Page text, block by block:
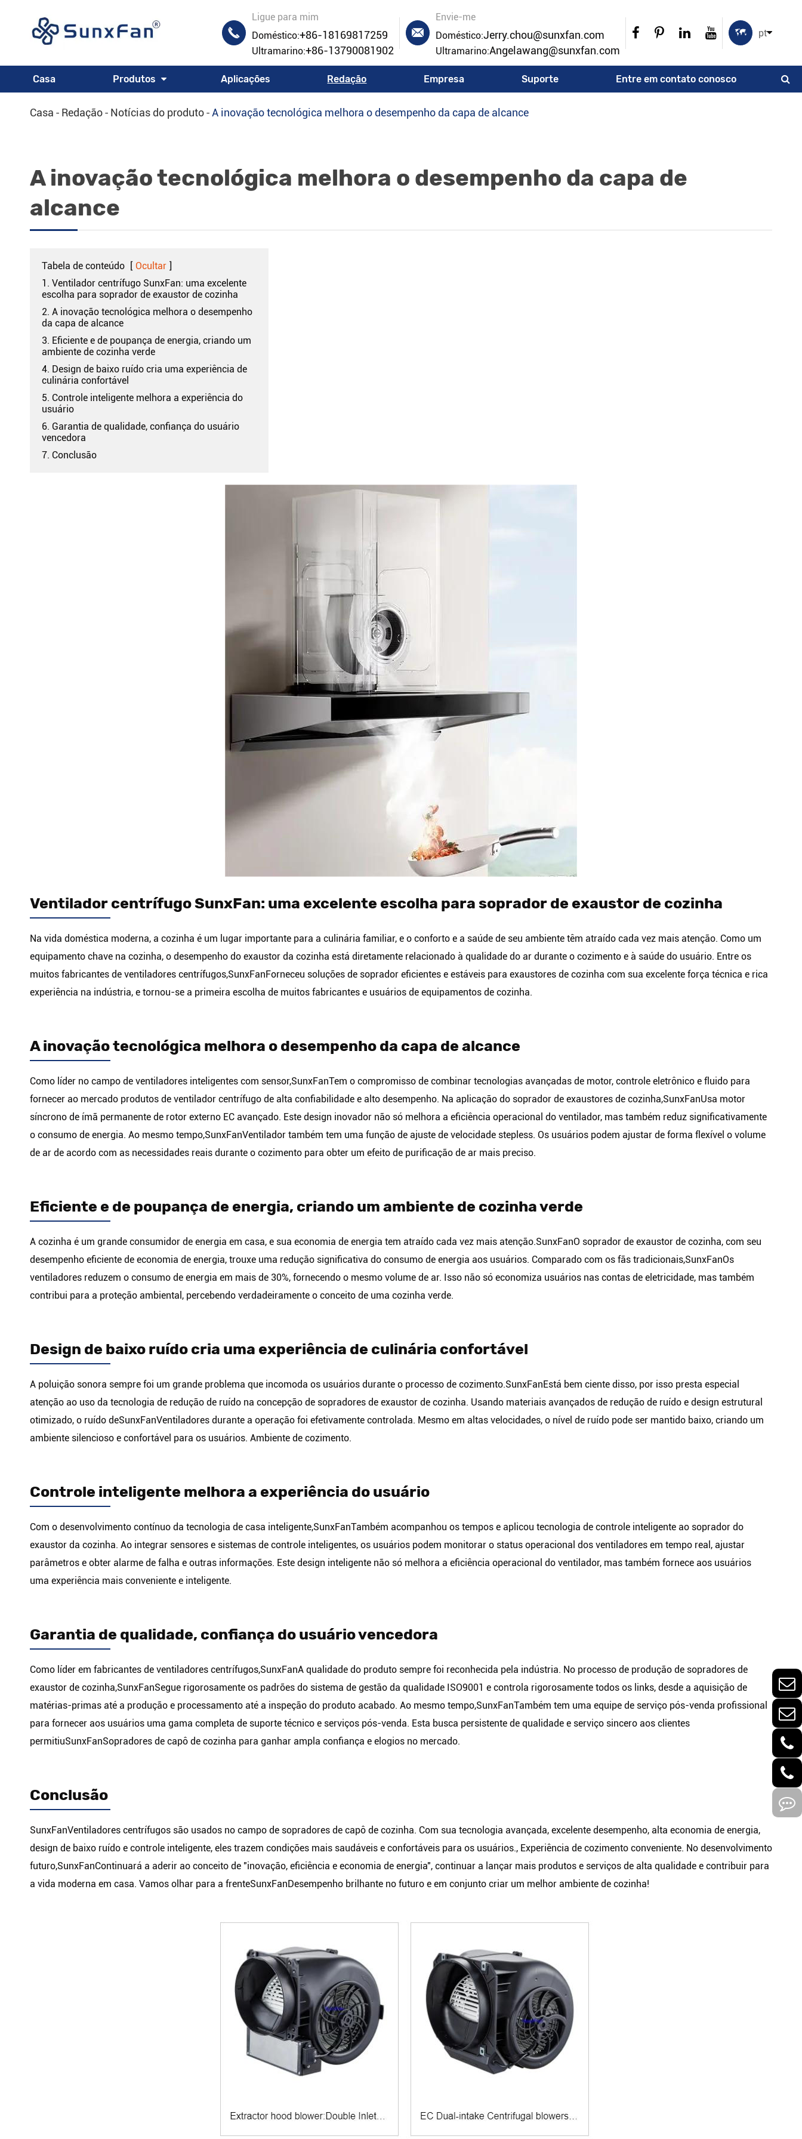

Ligue para mim
Doméstico:+86-18169817259
Ultramarino:+86-13790081902

Envie-me
Doméstico:Jerry.chou@sunxfan.com
Ultramarino:Angelawang@sunxfan.com
 pt
Casa Produtos Aplicações Redação Empresa Suporte Entre em contato conosco
Casa Redação Notícias do produto A inovação tecnológica melhora o desempenho da capa de alcance
A inovação tecnológica melhora o desempenho da capa de
alcance
Tabela de conteúdo [ Ocultar ]
1. Ventilador centrífugo SunxFan: uma excelente
escolha para soprador de exaustor de cozinha
2. A inovação tecnológica melhora o desempenho
da capa de alcance
3. Eficiente e de poupança de energia, criando um
ambiente de cozinha verde
4. Design de baixo ruído cria uma experiência de
culinária confortável
5. Controle inteligente melhora a experiência do
usuário
6. Garantia de qualidade, confiança do usuário
vencedora
7. Conclusão
Ventilador centrífugo SunxFan: uma excelente escolha para soprador de exaustor de cozinha
Na vida doméstica moderna, a cozinha é um lugar importante para a culinária familiar, e o conforto e a saúde de seu ambiente têm atraído cada vez mais atenção. Como um
equipamento chave na cozinha, o desempenho do exaustor da cozinha está diretamente relacionado à qualidade do ar durante o cozimento e à saúde do usuário. Entre os
muitos fabricantes de ventiladores centrífugos,SunxFanForneceu soluções de soprador eficientes e estáveis para exaustores de cozinha com sua excelente força técnica e rica
experiência na indústria, e tornou-se a primeira escolha de muitos fabricantes e usuários de equipamentos de cozinha.
A inovação tecnológica melhora o desempenho da capa de alcance
Como líder no campo de ventiladores inteligentes com sensor,SunxFanTem o compromisso de combinar tecnologias avançadas de motor, controle eletrônico e fluido para
fornecer ao mercado produtos de ventilador centrífugo de alta confiabilidade e alto desempenho. Na aplicação do soprador de exaustores de cozinha,SunxFanUsa motor
síncrono de ímã permanente de rotor externo EC avançado. Este design inovador não só melhora a eficiência operacional do ventilador, mas também reduz significativamente
o consumo de energia. Ao mesmo tempo,SunxFanVentilador também tem uma função de ajuste de velocidade stepless. Os usuários podem ajustar de forma flexível o volume
de ar de acordo com as necessidades reais durante o cozimento para obter um efeito de purificação de ar mais preciso.
Eficiente e de poupança de energia, criando um ambiente de cozinha verde
A cozinha é um grande consumidor de energia em casa, e sua economia de energia tem atraído cada vez mais atenção.SunxFanO soprador de exaustor de cozinha, com seu
desempenho eficiente de economia de energia, trouxe uma redução significativa do consumo de energia aos usuários. Comparado com os fãs tradicionais,SunxFanOs
ventiladores reduzem o consumo de energia em mais de 30%, fornecendo o mesmo volume de ar. Isso não só economiza usuários nas contas de eletricidade, mas também
contribui para a proteção ambiental, percebendo verdadeiramente o conceito de uma cozinha verde.
Design de baixo ruído cria uma experiência de culinária confortável
A poluição sonora sempre foi um grande problema que incomoda os usuários durante o processo de cozimento.SunxFanEstá bem ciente disso, por isso presta especial
atenção ao uso da tecnologia de redução de ruído na concepção de sopradores de exaustor de cozinha. Usando materiais avançados de redução de ruído e design estrutural
otimizado, o ruído deSunxFanVentiladores durante a operação foi efetivamente controlada. Mesmo em altas velocidades, o nível de ruído pode ser mantido baixo, criando um
ambiente silencioso e confortável para os usuários. Ambiente de cozimento.
Controle inteligente melhora a experiência do usuário
Com o desenvolvimento contínuo da tecnologia de casa inteligente,SunxFanTambém acompanhou os tempos e aplicou tecnologia de controle inteligente ao soprador do
exaustor da cozinha. Ao integrar sensores e sistemas de controle inteligentes, os usuários podem monitorar o status operacional dos ventiladores em tempo real, ajustar
parâmetros e obter alarme de falha e outras informações. Este design inteligente não só melhora a eficiência operacional do ventilador, mas também fornece aos usuários
uma experiência mais conveniente e inteligente.
Garantia de qualidade, confiança do usuário vencedora
Como líder em fabricantes de ventiladores centrífugos,SunxFanA qualidade do produto sempre foi reconhecida pela indústria. No processo de produção de sopradores de
exaustor de cozinha,SunxFanSegue rigorosamente os padrões do sistema de gestão da qualidade ISO9001 e controla rigorosamente todos os links, desde a aquisição de
matérias-primas até a produção e processamento até a inspeção do produto acabado. Ao mesmo tempo,SunxFanTambém tem uma equipe de serviço pós-venda profissional
para fornecer aos usuários uma gama completa de suporte técnico e serviços pós-venda. Esta busca persistente de qualidade e serviço sincero aos clientes
permitiuSunxFanSopradores de capô de cozinha para ganhar ampla confiança e elogios no mercado.
Conclusão
SunxFanVentiladores centrífugos são usados no campo de sopradores de capô de cozinha. Com sua tecnologia avançada, excelente desempenho, alta economia de energia,
design de baixo ruído e controle inteligente, eles trazem condições mais saudáveis e confortáveis para os usuários., Experiência de cozimento conveniente. No desenvolvimento
futuro,SunxFanContinuará a aderir ao conceito de "inovação, eficiência e economia de energia", continuar a lançar mais produtos e serviços de alta qualidade e contribuir para
a vida moderna em casa. Vamos olhar para a frenteSunxFanDesempenho brilhante no futuro e em conjunto criar um melhor ambiente de cozinha!